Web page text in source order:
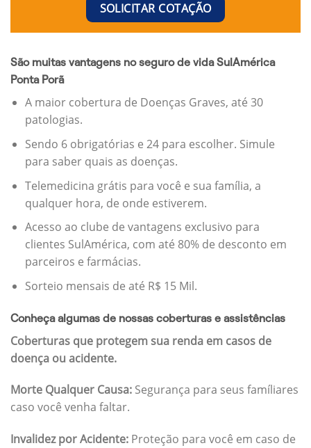
SOLICITAR COTAÇÃO
São muitas vantagens no seguro de vida SulAmérica
Ponta Porã
A maior cobertura de Doenças Graves, até 30
patologias.
Sendo 6 obrigatórias e 24 para escolher. Simule
para saber quais as doenças.
Telemedicina grátis para você e sua família, a
qualquer hora, de onde estiverem.
Acesso ao clube de vantagens exclusivo para
clientes SulAmérica, com até 80% de desconto em
parceiros e farmácias.
Sorteio mensais de até R$ 15 Mil.
Conheça algumas de nossas coberturas e assistências
Coberturas que protegem sua renda em casos de
doença ou acidente.
Morte Qualquer Causa: Segurança para seus famíliares
caso você venha faltar.
Invalidez por Acidente: Proteção para você em caso de